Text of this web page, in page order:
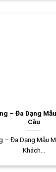
– Đa Dạng
Cầu
– Đa Dạng Mẫu
Khách...